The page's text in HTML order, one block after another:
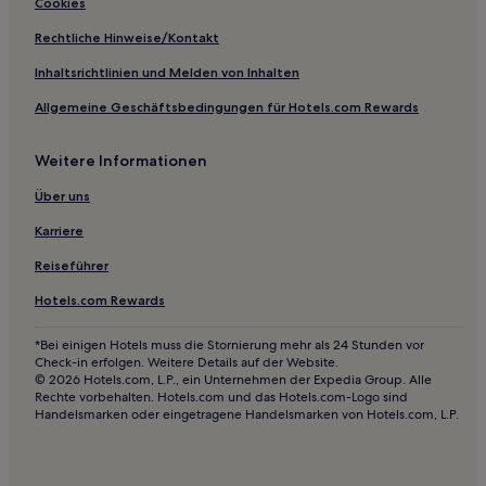
Hotels mit Küchenzeile in Amrum
Haustierfreundliche in Husum
Familien in List
Haustierfreundliche in List
Haustierfreundliche in Großdunsum
Haustierfreundliche in Keitum
Familien in Utersum
Haustierfreundliche in Wyk auf Föhr
Hotels mit Fitnessbereich in Wyk auf Föhr
Hotels mit Pool in Sylt
Familien in Sylt
Rechtliche Hinweise/Kontakt
Inhaltsrichtlinien und Melden von Inhalten
Allgemeine Geschäftsbedingungen für Hotels.com Rewards
Weitere Informationen
Über uns
Karriere
Reiseführer
Hotels.com Rewards
*Bei einigen Hotels muss die Stornierung mehr als 24 Stunden vor
Check-in erfolgen. Weitere Details auf der Website.
© 2026 Hotels.com, L.P., ein Unternehmen der Expedia Group. Alle
Rechte vorbehalten. Hotels.com und das Hotels.com-Logo sind
Handelsmarken oder eingetragene Handelsmarken von Hotels.com, L.P.